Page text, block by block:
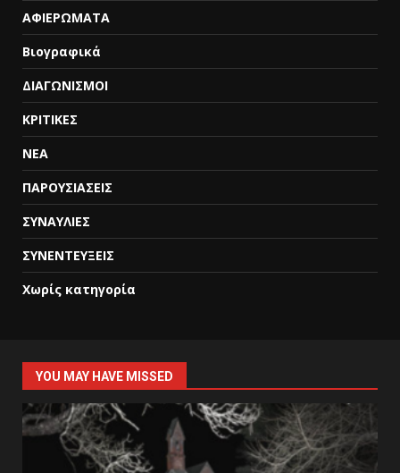
ΑΦΙΕΡΩΜΑΤΑ
Βιογραφικά
ΔΙΑΓΩΝΙΣΜΟΙ
ΚΡΙΤΙΚΕΣ
ΝΕΑ
ΠΑΡΟΥΣΙΑΣΕΙΣ
ΣΥΝΑΥΛΙΕΣ
ΣΥΝΕΝΤΕΥΞΕΙΣ
Χωρίς κατηγορία
YOU MAY HAVE MISSED